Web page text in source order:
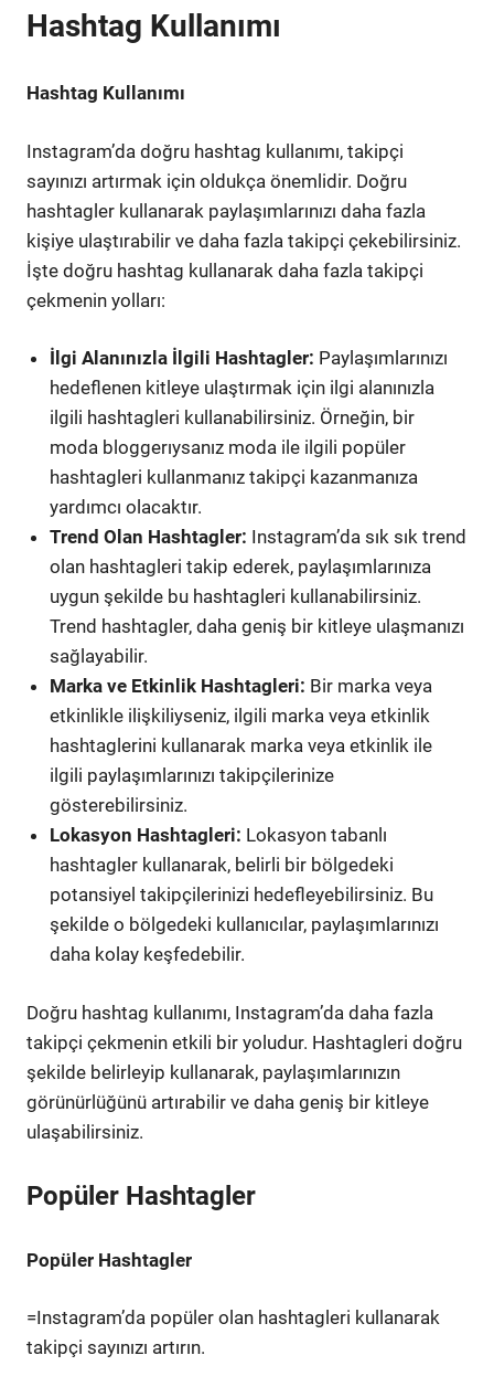
Hashtag Kullanımı
Hashtag Kullanımı
Instagram’da doğru hashtag kullanımı, takipçi
sayınızı artırmak için oldukça önemlidir. Doğru
hashtagler kullanarak paylaşımlarınızı daha fazla
kişiye ulaştırabilir ve daha fazla takipçi çekebilirsiniz.
İşte doğru hashtag kullanarak daha fazla takipçi
çekmenin yolları:
İlgi Alanınızla İlgili Hashtagler: Paylaşımlarınızı
hedeflenen kitleye ulaştırmak için ilgi alanınızla
ilgili hashtagleri kullanabilirsiniz. Örneğin, bir
moda bloggerıysanız moda ile ilgili popüler
hashtagleri kullanmanız takipçi kazanmanıza
yardımcı olacaktır.
Trend Olan Hashtagler: Instagram’da sık sık trend
olan hashtagleri takip ederek, paylaşımlarınıza
uygun şekilde bu hashtagleri kullanabilirsiniz.
Trend hashtagler, daha geniş bir kitleye ulaşmanızı
sağlayabilir.
Marka ve Etkinlik Hashtagleri: Bir marka veya
etkinlikle ilişkiliyseniz, ilgili marka veya etkinlik
hashtaglerini kullanarak marka veya etkinlik ile
ilgili paylaşımlarınızı takipçilerinize
gösterebilirsiniz.
Lokasyon Hashtagleri: Lokasyon tabanlı
hashtagler kullanarak, belirli bir bölgedeki
potansiyel takipçilerinizi hedefleyebilirsiniz. Bu
şekilde o bölgedeki kullanıcılar, paylaşımlarınızı
daha kolay keşfedebilir.
Doğru hashtag kullanımı, Instagram’da daha fazla
takipçi çekmenin etkili bir yoludur. Hashtagleri doğru
şekilde belirleyip kullanarak, paylaşımlarınızın
görünürlüğünü artırabilir ve daha geniş bir kitleye
ulaşabilirsiniz.
Popüler Hashtagler
Popüler Hashtagler
=Instagram’da popüler olan hashtagleri kullanarak
takipçi sayınızı artırın.